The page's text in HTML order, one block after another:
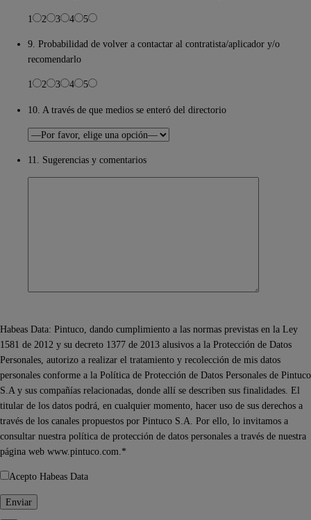
1 2 3 4 5
9. Probabilidad de volver a contactar al contratista/aplicador y/o
recomendarlo
1 2 3 4 5
10. A través de que medios se enteró del directorio
11. Sugerencias y comentarios
Habeas Data: Pintuco, dando cumplimiento a las normas previstas en la Ley
1581 de 2012 y su decreto 1377 de 2013 alusivos a la Protección de Datos
Personales, autorizo a realizar el tratamiento y recolección de mis datos
personales conforme a la Política de Protección de Datos Personales de Pintuco
S.A y sus compañías relacionadas, donde allí se describen sus finalidades. El
titular de los datos podrá, en cualquier momento, hacer uso de sus derechos a
través de los canales propuestos por Pintuco S.A. Por ello, lo invitamos a
consultar nuestra política de protección de datos personales a través de nuestra
página web www.pintuco.com.*
Acepto Habeas Data